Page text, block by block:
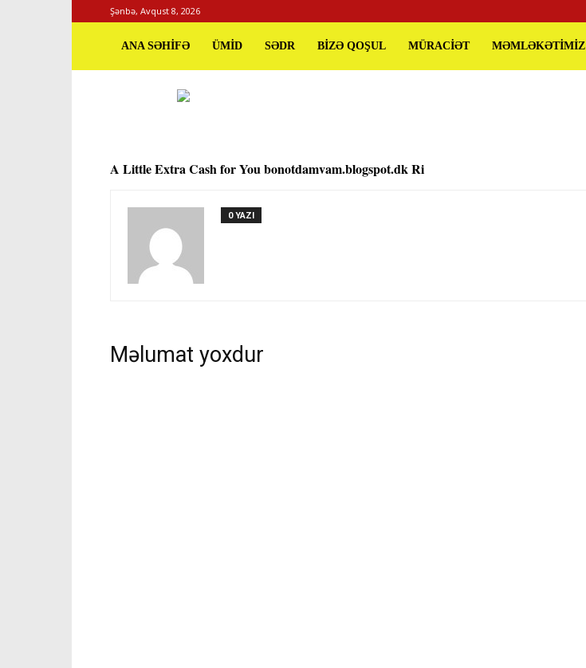
Şənbə, Avqust 8, 2026
ANA SƏHİFƏ ÜMİD SƏDR BİZƏ QOŞUL MÜRACİƏT MƏMLƏKƏTİMİZ
A Little Extra Cash for You bonotdamvam.blogspot.dk Ri
0 YAZI
Məlumat yoxdur